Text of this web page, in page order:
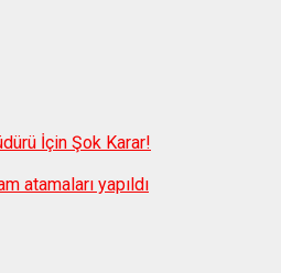
İçin Şok Karar!
atamaları yapıldı